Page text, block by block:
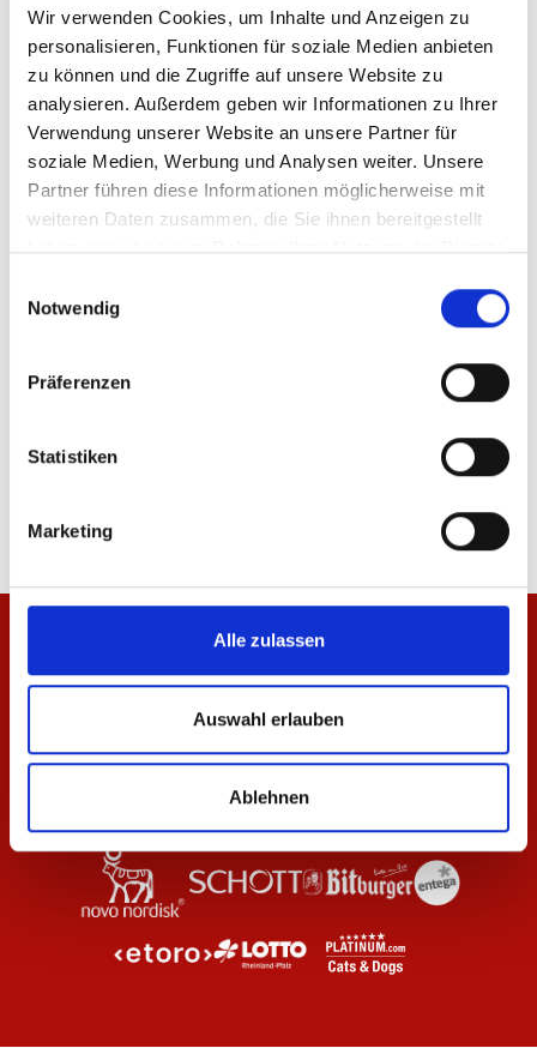
Wir verwenden Cookies, um Inhalte und Anzeigen zu
personalisieren, Funktionen für soziale Medien anbieten
zu können und die Zugriffe auf unsere Website zu
analysieren. Außerdem geben wir Informationen zu Ihrer
Verwendung unserer Website an unsere Partner für
soziale Medien, Werbung und Analysen weiter. Unsere
Partner führen diese Informationen möglicherweise mit
weiteren Daten zusammen, die Sie ihnen bereitgestellt
haben oder die sie im Rahmen Ihrer Nutzung der Dienste
Notwendig
Präferenzen
Statistiken
Marketing
Alle zulassen
Auswahl erlauben
Ablehnen
IN DEN WARENKORB
Produktdetails
Zip Jacke Essentials